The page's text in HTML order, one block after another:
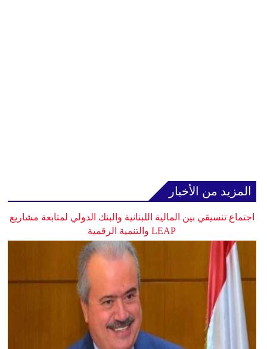
المزيد من الأخبار
اجتماع تنسيقي بين المالية اللبنانية والبنك الدولي لمتابعة مشاريع
LEAP والتنمية الرقمية